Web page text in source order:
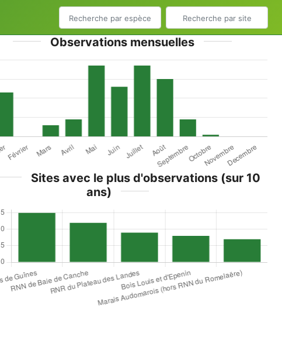
Observations mensuelles
Sites avec le plus d'observations (sur 10
ans)